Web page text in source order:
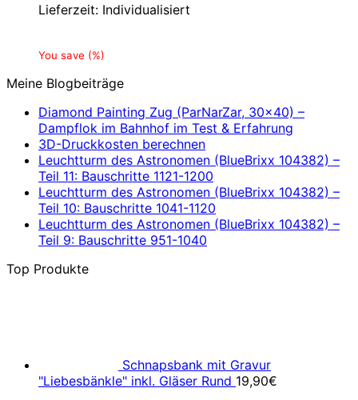
Lieferzeit: Individualisiert
You save (%)
Meine Blogbeiträge
Diamond Painting Zug (ParNarZar, 30×40) –
Dampflok im Bahnhof im Test & Erfahrung
3D-Druckkosten berechnen
Leuchtturm des Astronomen (BlueBrixx 104382) –
Teil 11: Bauschritte 1121-1200
Leuchtturm des Astronomen (BlueBrixx 104382) –
Teil 10: Bauschritte 1041-1120
Leuchtturm des Astronomen (BlueBrixx 104382) –
Teil 9: Bauschritte 951-1040
Top Produkte
Schnapsbank mit Gravur
"Liebesbänkle" inkl. Gläser Rund 19,90€